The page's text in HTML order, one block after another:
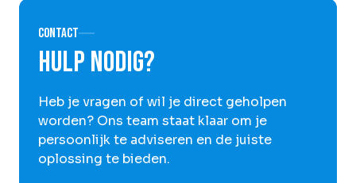
Contact
Hulp nodig?
Heb je vragen of wil je direct geholpen
worden? Ons team staat klaar om je
persoonlijk te adviseren en de juiste
oplossing te bieden.